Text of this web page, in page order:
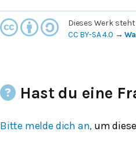
Dieses Werk
CC BY-SA 4.0 →
Hast du eine
Bitte melde dich an, um